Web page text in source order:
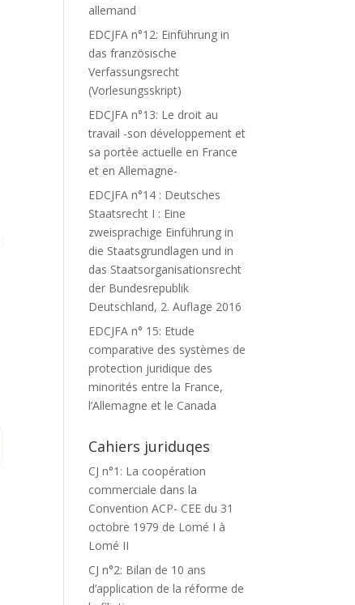
allemand
EDCJFA n°12: Einführung in
das französische
Verfassungsrecht
(Vorlesungsskript)
EDCJFA n°13: Le droit au
travail -son développement et
sa portée actuelle en France
et en Allemagne-
EDCJFA n°14 : Deutsches
Staatsrecht I : Eine
zweisprachige Einführung in
die Staatsgrundlagen und in
das Staatsorganisationsrecht
der Bundesrepublik
Deutschland, 2. Auflage 2016
EDCJFA n° 15: Etude
comparative des systèmes de
protection juridique des
minorités entre la France,
l’Allemagne et le Canada
Cahiers juriduqes
CJ n°1: La coopération
commerciale dans la
Convention ACP- CEE du 31
octobre 1979 de Lomé I à
Lomé II
CJ n°2: Bilan de 10 ans
d’application de la réforme de